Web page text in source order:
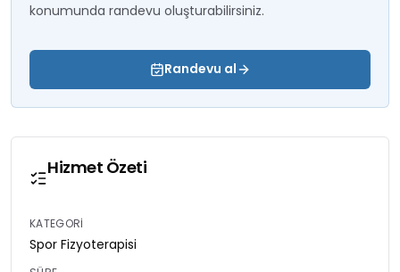
konumunda randevu oluşturabilirsiniz.
Randevu al
Hizmet Özeti
KATEGORI
Spor Fizyoterapisi